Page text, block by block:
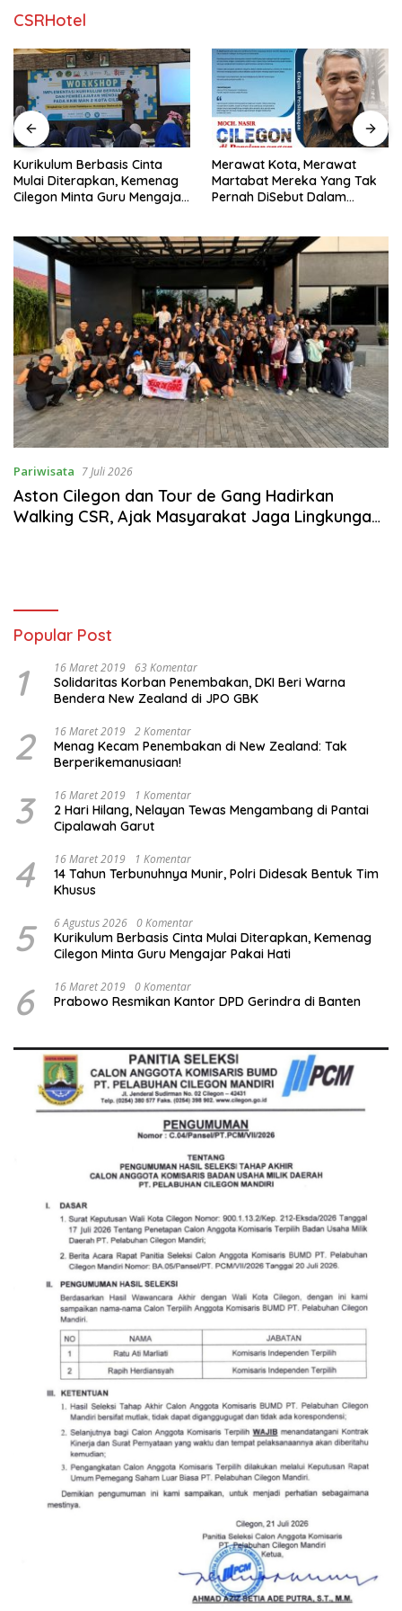
CSRHotel
Cinta
Kemenag
Guru Mengajar
Merawat Kota, Merawat
Martabat Mereka Yang Tak
Pernah DiSebut Dalam
Persimpangan”
KUA-PPAS
Mulai
Pasang Rem
Pariwisata 7 Juli 2026
Aston Cilegon dan Tour de Gang Hadirkan
Walking CSR, Ajak Masyarakat Jaga Lingkungan
Popular Post
1 16 Maret 2019 63 Komentar
Solidaritas Korban Penembakan, DKI Beri Warna
Bendera New Zealand di JPO GBK
2 16 Maret 2019 2 Komentar
Menag Kecam Penembakan di New Zealand: Tak
Berperikemanusiaan!
3 16 Maret 2019 1 Komentar
2 Hari Hilang, Nelayan Tewas Mengambang di Pantai
Cipalawah Garut
4 16 Maret 2019 1 Komentar
14 Tahun Terbunuhnya Munir, Polri Didesak Bentuk Tim
Khusus
5 6 Agustus 2026 0 Komentar
Kurikulum Berbasis Cinta Mulai Diterapkan, Kemenag
Cilegon Minta Guru Mengajar Pakai Hati
6 16 Maret 2019 0 Komentar
Prabowo Resmikan Kantor DPD Gerindra di Banten